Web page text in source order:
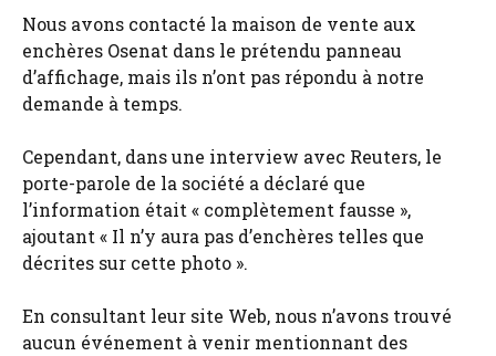
Nous avons contacté la maison de vente aux
enchères Osenat dans le prétendu panneau
d’affichage, mais ils n’ont pas répondu à notre
demande à temps.
Cependant, dans une interview avec Reuters, le
porte-parole de la société a déclaré que
l’information était « complètement fausse »,
ajoutant « Il n’y aura pas d’enchères telles que
décrites sur cette photo ».
En consultant leur site Web, nous n’avons trouvé
aucun événement à venir mentionnant des